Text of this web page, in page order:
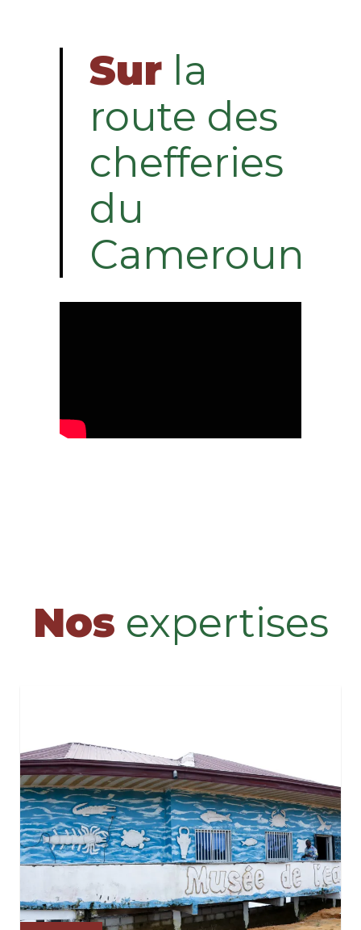
Sur la
route des
chefferies
du
Cameroun
Nos expertises